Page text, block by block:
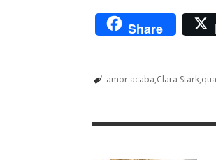
Share
amor acaba Clara Stark